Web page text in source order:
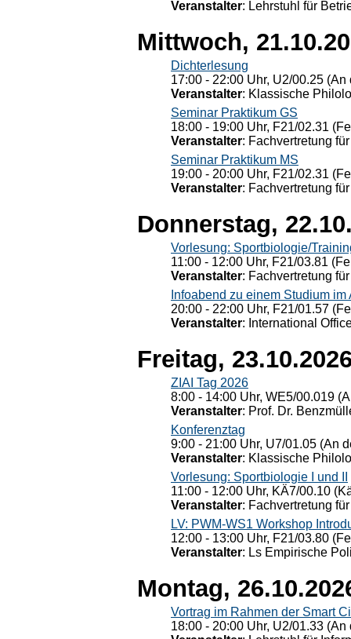
Veranstalter: Lehrstuhl für
Mittwoch,
Dichterlesung
17:00 - 22:00 Uhr, U2/00.25
Veranstalter: Klassische
Seminar Praktikum GS
18:00 - 19:00 Uhr, F21/02.31
Veranstalter: Fachvertretung
Seminar Praktikum MS
19:00 - 20:00 Uhr, F21/02.31
Veranstalter: Fachvertretung
Donnerstag,
Vorlesung: Sportbiologie/
11:00 - 12:00 Uhr, F21/03.81
Veranstalter: Fachvertretung
Infoabend zu einem Studium im
20:00 - 22:00 Uhr, F21/01.57
Veranstalter: International
Freitag,
ZIAI Tag 2026
8:00 - 14:00 Uhr, WE5/00.019
Veranstalter: Prof. Dr.
Konferenztag
9:00 - 21:00 Uhr, U7/01.05 (An
Veranstalter: Klassische
Vorlesung: Sportbiologie I und II
11:00 - 12:00 Uhr, KÄ7/00.10
Veranstalter: Fachvertretung
LV: PWM-WS1 Workshop
12:00 - 13:00 Uhr, F21/03.80
Veranstalter: Ls Empirische
Montag,
Vortrag im Rahmen der Smart
18:00 - 20:00 Uhr, U2/01.33